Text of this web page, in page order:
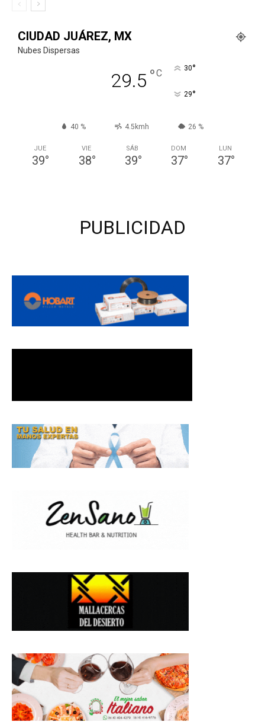
CIUDAD JUÁREZ, MX
Nubes Dispersas
29.5 °C 30°
29°
40 % 4.5kmh 26 %
JUE
39°
VIE
38°
SÁB
39°
DOM
37°
LUN
37°
PUBLICIDAD